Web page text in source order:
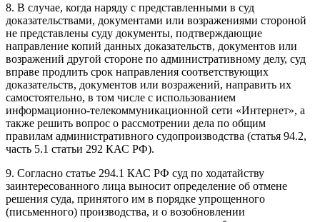
8. В случае, когда наряду с представленными в суд
доказательствами, документами или возражениями стороной
не представлены суду документы, подтверждающие
направление копий данных доказательств, документов или
возражений другой стороне по административному делу, суд
вправе продлить срок направления соответствующих
доказательств, документов или возражений, направить их
самостоятельно, в том числе с использованием
информационно-телекоммуникационной сети «Интернет», а
также решить вопрос о рассмотрении дела по общим
правилам административного судопроизводства (статья 94.2,
часть 5.1 статьи 292 КАС РФ).
9. Согласно статье 294.1 КАС РФ суд по ходатайству
заинтересованного лица выносит определение об отмене
решения суда, принятого им в порядке упрощенного
(письменного) производства, и о возобновлении